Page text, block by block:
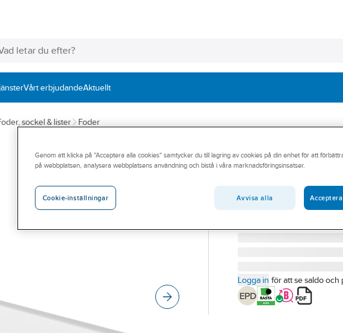
Vårt erbjudandeAktuellt
sockel & lister Foder
Foder Furu
FODER 12X43 MM
69945128
Lev. artikelnr:
200644
Logga in för att se saldo och
Genom att klicka på "Acceptera alla cookies" samtycker du till lagring av cookies på din enhet för att
på webbplatsen, analysera webbplatsens användning och bistå i våra marknadsföringsinsatser.
Cookie-inställningar Avvisa alla